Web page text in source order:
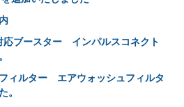
ブースター インパルスコネクト
ィルター エアウォッシュフィルタ
。